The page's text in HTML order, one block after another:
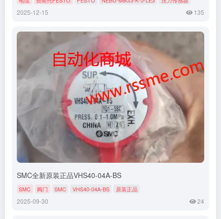
2025-12-15 135
SMC全新原装正品VHS40-04A-BS
SMC 阀门 SMC VHS40-04A-BS 原装正品
2025-09-30 24